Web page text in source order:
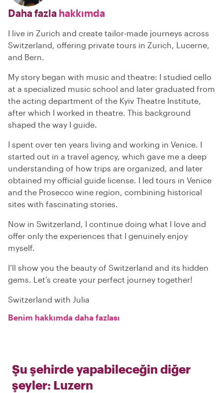
Daha fazla hakkımda
I live in Zurich and create tailor-made journeys across
Switzerland, offering private tours in Zurich, Lucerne,
and Bern.
My story began with music and theatre: I studied cello
at a specialized music school and later graduated from
the acting department of the Kyiv Theatre Institute,
after which I worked in theatre. This background
shaped the way I guide.
I spent over ten years living and working in Venice. I
started out in a travel agency, which gave me a deep
understanding of how trips are organized, and later
obtained my official guide license. I led tours in Venice
and the Prosecco wine region, combining historical
sites with fascinating stories.
Now in Switzerland, I continue doing what I love and
offer only the experiences that I genuinely enjoy
myself.
I’ll show you the beauty of Switzerland and its hidden
gems. Let’s create your perfect journey together!
Switzerland with Julia
Benim hakkımda daha fazlası
Şu şehirde yapabileceğin diğer
şeyler: Luzern